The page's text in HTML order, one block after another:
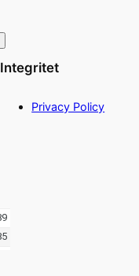
Integritet
Privacy Policy